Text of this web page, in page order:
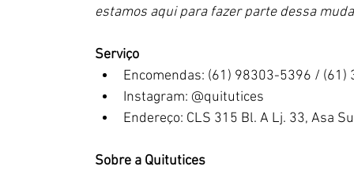
estamos aqui para fazer parte dessa
Serviço
Encomendas: (61) 98303-5396 / (61)
Instagram: @quitutices
Endereço: CLS 315 Bl. A Lj. 33, Asa
Sobre a Quitutices